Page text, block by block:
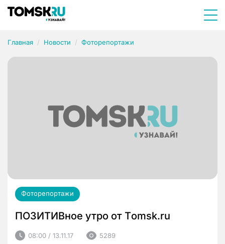
Главная Новости Фоторепортажи
Фоторепортажи
ПОЗИТИВное утро от Тomsk.ru
08:00 / 13.11.17 5289